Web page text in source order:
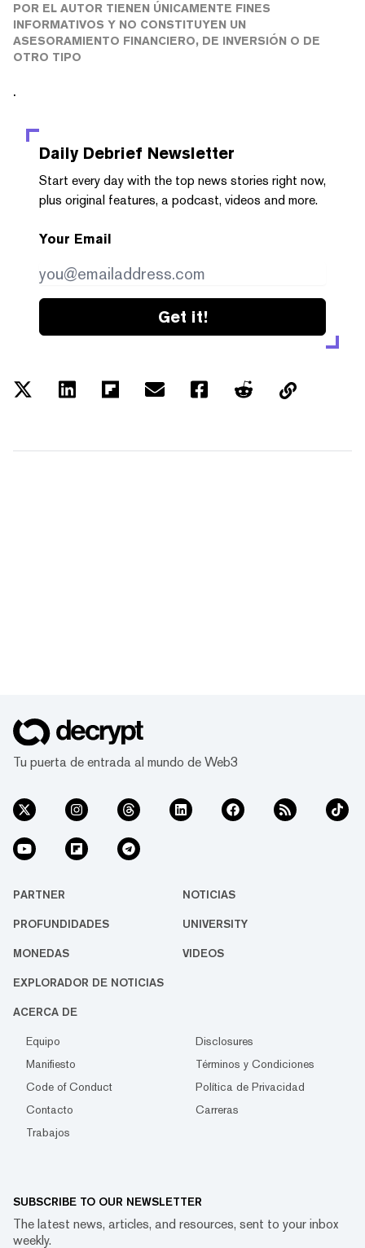
POR EL AUTOR TIENEN ÚNICAMENTE FINES
INFORMATIVOS Y NO CONSTITUYEN UN
ASESORAMIENTO FINANCIERO, DE INVERSIÓN O DE
OTRO TIPO
.
Daily Debrief Newsletter
Start every day with the top news stories right now,
plus original features, a podcast, videos and more.
Your Email
Get it!
Tu puerta de entrada al mundo de Web3
PARTNER NOTICIAS
PROFUNDIDADES UNIVERSITY
MONEDAS VIDEOS
EXPLORADOR DE NOTICIAS
ACERCA DE
Equipo
Disclosures
Manifiesto
Términos y Condiciones
Code of Conduct
Política de Privacidad
Contacto
Carreras
Trabajos
SUBSCRIBE TO OUR NEWSLETTER
The latest news, articles, and resources, sent to your inbox
weekly.